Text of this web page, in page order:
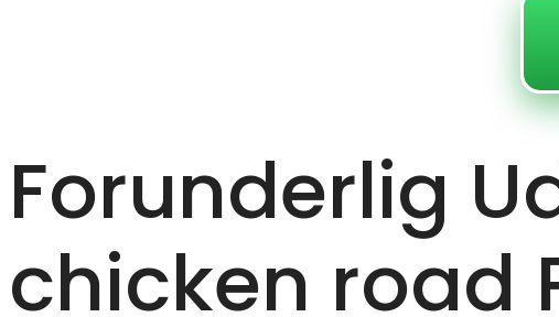
Forunderlig
chicken road